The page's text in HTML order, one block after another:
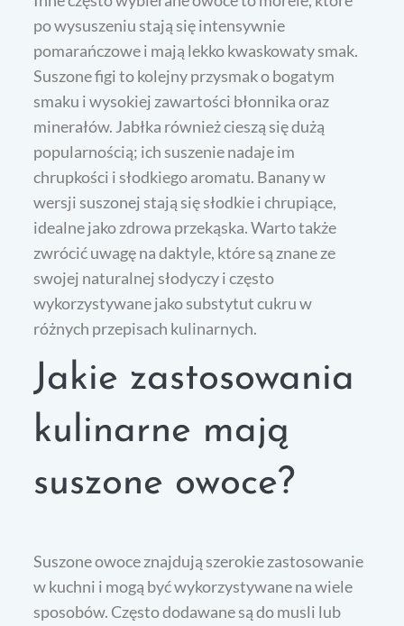
po wysuszeniu stają się intensywnie
pomarańczowe i mają lekko kwaskowaty smak.
Suszone figi to kolejny przysmak o bogatym
smaku i wysokiej zawartości błonnika oraz
minerałów. Jabłka również cieszą się dużą
popularnością; ich suszenie nadaje im
chrupkości i słodkiego aromatu. Banany w
wersji suszonej stają się słodkie i chrupiące,
idealne jako zdrowa przekąska. Warto także
zwrócić uwagę na daktyle, które są znane ze
swojej naturalnej słodyczy i często
wykorzystywane jako substytut cukru w
różnych przepisach kulinarnych.
Jakie zastosowania
kulinarne mają
suszone owoce?
Suszone owoce znajdują szerokie zastosowanie
w kuchni i mogą być wykorzystywane na wiele
sposobów. Często dodawane są do musli lub